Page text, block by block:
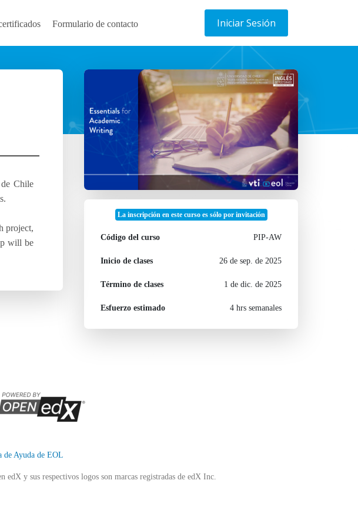
Formulario de contacto Iniciar Sesión
La inscripción en este curso es sólo por invitación
Código del curso PIP-AW
Inicio de clases 26 de sep. de 2025
Término de clases 1 de dic. de 2025
Esfuerzo estimado 4 hrs semanales
Chile
project,
will be
de Ayuda de EOL
y sus respectivos logos son marcas registradas de edX Inc.